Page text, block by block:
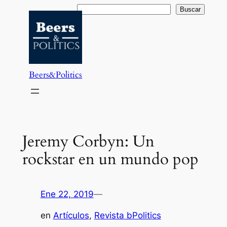
contenido
Buscar Buscar
Beers&Politics
Jeremy Corbyn: Un
rockstar en un mundo pop
Ene 22, 2019—
en Artículos, Revista bPolitics